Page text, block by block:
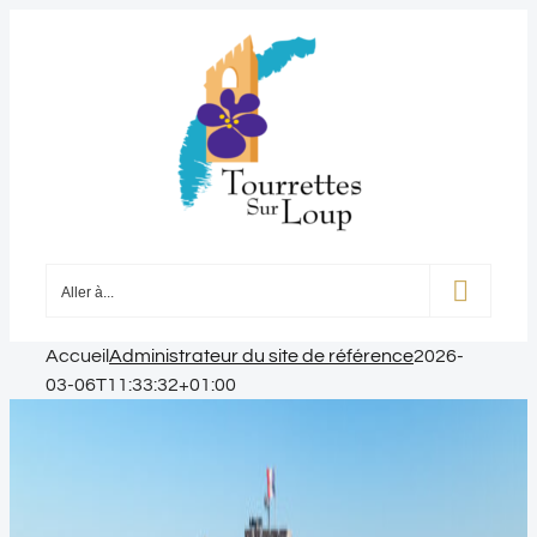
Aller à...
AccueilAdministrateur du site de référence2026-
03-06T11:33:32+01:00